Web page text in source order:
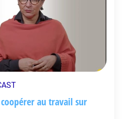
au travail sur